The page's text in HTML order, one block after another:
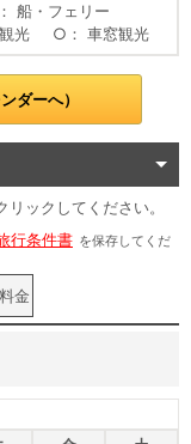
船・フェリー
光 ○ 車窓観光
ダーへ）
ックしてください。
行条件書 を保存してくだ
金